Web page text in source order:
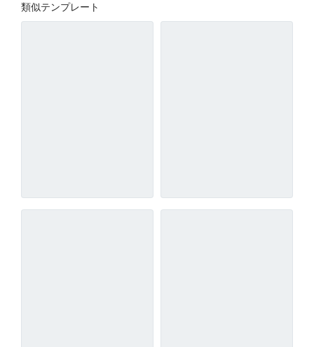
類似テンプレート